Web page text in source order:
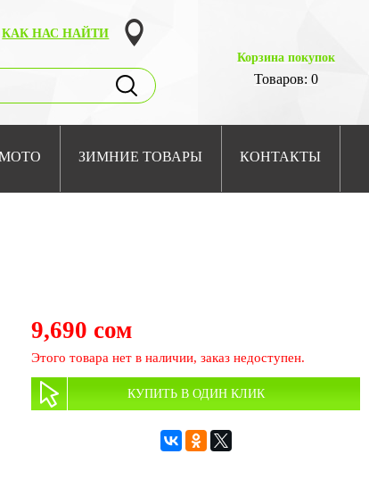
КАК НАС НАЙТИ
Корзина покупок
Товаров: 0
ЗИМНИЕ ТОВАРЫ КОНТАКТЫ
9,690 сом
Этого товара нет в наличии, заказ недоступен.
КУПИТЬ В ОДИН КЛИК